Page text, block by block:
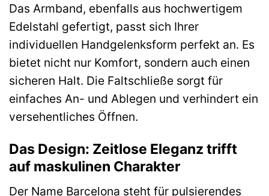
Das Armband, ebenfalls aus hochwertigem
Edelstahl gefertigt, passt sich Ihrer
individuellen Handgelenksform perfekt an. Es
bietet nicht nur Komfort, sondern auch einen
sicheren Halt. Die Faltschließe sorgt für
einfaches An- und Ablegen und verhindert ein
versehentliches Öffnen.
Das Design: Zeitlose Eleganz trifft
auf maskulinen Charakter
Der Name Barcelona steht für pulsierendes